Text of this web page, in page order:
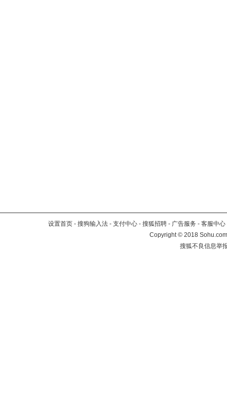
设置首页 - 搜狗输入法 - 支付中心 - 搜狐招聘 - 广告服务 - 客服中心
Copyright©2018
搜狐不良信息举